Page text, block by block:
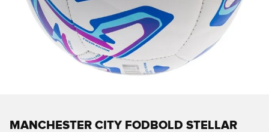
MANCHESTER CITY FODBOLD STELLAR